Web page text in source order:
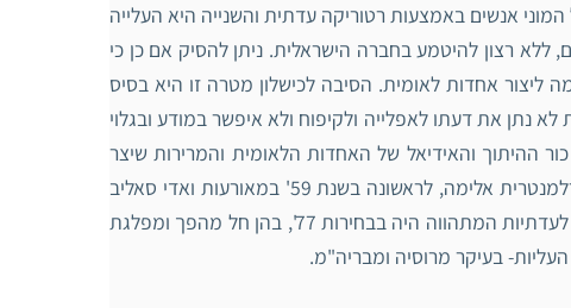
אנשים באמצעות רטוריקה עדתית והשנייה היא העלייה
ללא רצון להיטמע בחברה הישראלית. ניתן להסיק אם כן כי
ליצור אחדות לאומית. הסיבה לכישלון מטרה זו היא בסיס
נתן את דעתו לאפלייה ולקיפוח ולא איפשר במודע ובגלוי
ההיתוך והאידיאל של האחדות הלאומית והמרירות שיצר
הפער הבין עדתי באו לידי ביטוי בתנועת לתקומתה של פעילות חוץ פרלמנטרית אלימה, לראשונה בשנת 59' במאורעות ואדי סאליב
ולאחריה בשנות 71' עם תנועת "הפנתרים השחורים". מעבר לכך, ביטוי לעדתיות המתהווה היה בבחירות 77', בהן חל מהפך ומפלגת
בעיקר מרוסיה ומבריה"מ.